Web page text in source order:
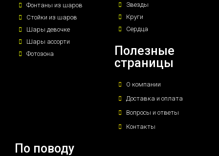
Фонтаны из шаров
Стойки из шаров
Шары девочке
Шары ассорти
Фотозона
Звезды
Круги
Сердца
Полезные
страницы
О компании
Доставка и оплата
Вопросы и ответы
Контакты
По поводу